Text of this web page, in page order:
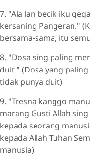
7. "Ala lan becik iku
kersaning Pangeran."
bersama-sama, itu
8. "Dosa sing paling
duit." (Dosa yang
tidak punya duit)
9. "Tresna kanggo
marang Gusti Allah
kepada seorang
kepada Allah Tuhan
manusia)